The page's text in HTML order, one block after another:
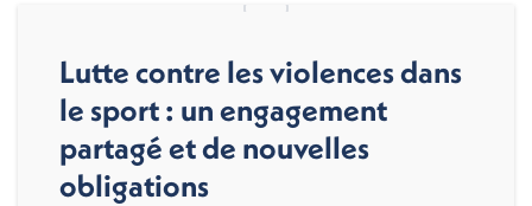
Lutte contre les violences dans
le sport : un engagement
partagé et de nouvelles
obligations